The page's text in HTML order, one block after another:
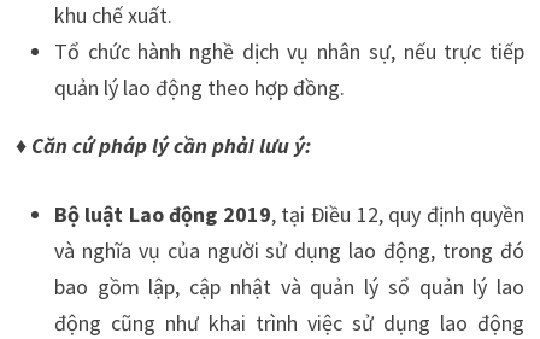
khu chế xuất.
Tổ chức hành nghề dịch vụ nhân sự, nếu trực tiếp
quản lý lao động theo hợp đồng.
♦ Căn cứ pháp lý cần phải lưu ý:
Bộ luật Lao động 2019, tại Điều 12, quy định quyền
và nghĩa vụ của người sử dụng lao động, trong đó
bao gồm lập, cập nhật và quản lý sổ quản lý lao
động cũng như khai trình việc sử dụng lao động